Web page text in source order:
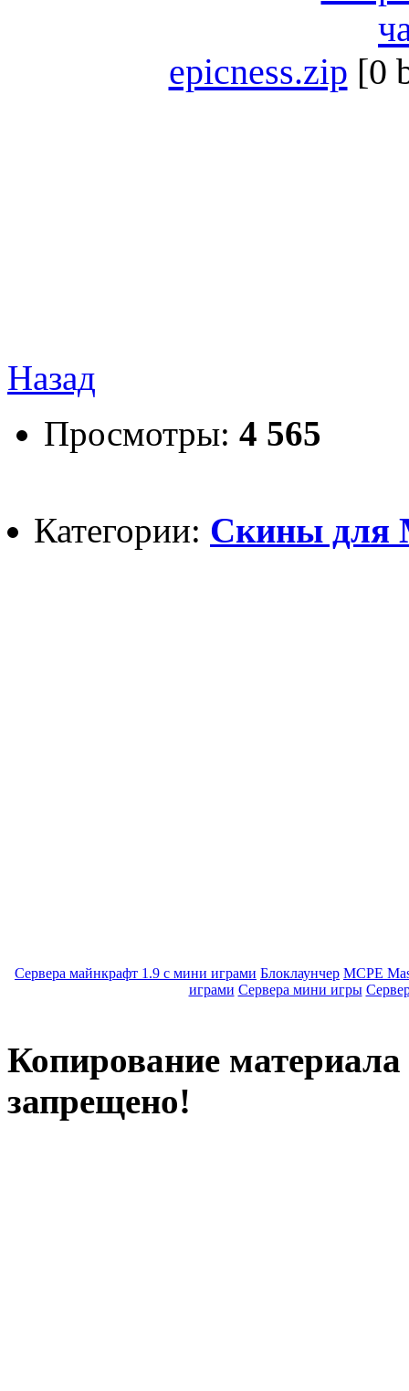
epicness.zip [0
Назад
Просмотры: 4 565
Категории: Скины для
Сервера майнкрафт 1.9 с мини играми Блоклаунчер MCPE
играми Сервера мини игры
Копирование материала
запрещено!